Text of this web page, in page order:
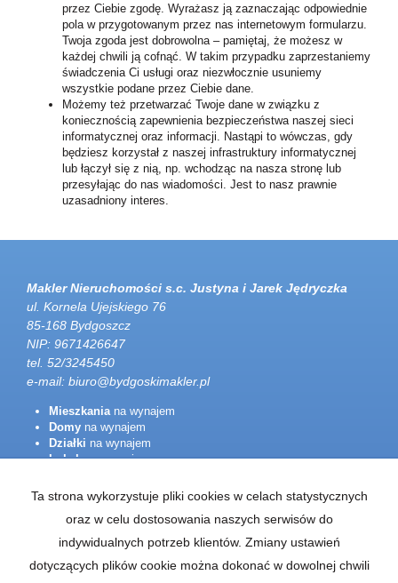
przez Ciebie zgodę. Wyrażasz ją zaznaczając odpowiednie
pola w przygotowanym przez nas internetowym formularzu.
Twoja zgoda jest dobrowolna – pamiętaj, że możesz w
każdej chwili ją cofnąć. W takim przypadku zaprzestaniemy
świadczenia Ci usługi oraz niezwłocznie usuniemy
wszystkie podane przez Ciebie dane.
Możemy też przetwarzać Twoje dane w związku z
koniecznością zapewnienia bezpieczeństwa naszej sieci
informatycznej oraz informacji. Nastąpi to wówczas, gdy
będziesz korzystał z naszej infrastruktury informatycznej
lub łączył się z nią, np. wchodząc na nasza stronę lub
przesyłając do nas wiadomości. Jest to nasz prawnie
uzasadniony interes.
Makler Nieruchomości s.c. Justyna i Jarek Jędryczka
ul. Kornela Ujejskiego 76
85-168 Bydgoszcz
NIP: 9671426647
tel. 52/3245450
e-mail: biuro@bydgoskimakler.pl
Mieszkaniana wynajem
Domy na wynajem
Działki na wynajem
Lokalena wynajem
Obiektyna wynajem
Mieszkaniana sprzedaż
Domy
na sprzedaż
Działkina sprzedaż
Lokalena sprzedaż
Ta strona wykorzystuje pliki cookies w celach statystycznych
oraz w celu dostosowania naszych serwisów do
indywidualnych potrzeb klientów. Zmiany ustawień
dotyczących plików cookie można dokonać w dowolnej chwili